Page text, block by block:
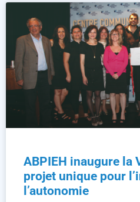
ABPIEH inaugure la
projet unique pour
l’autonomie